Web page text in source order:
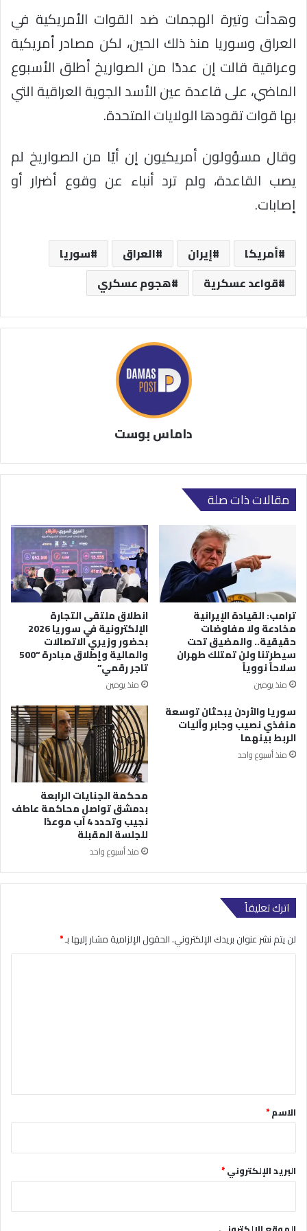
وهدأت وتيرة الهجمات ضد القوات الأمريكية في
العراق وسوريا منذ ذلك الحين، لكن مصادر أمريكية
وعراقية قالت إن عددًا من الصواريخ أطلق الأسبوع
الماضي، على قاعدة عين الأسد الجوية العراقية التي
بها قوات تقودها الولايات المتحدة.
وقال مسؤولون أمريكيون إن أيًا من الصواريخ لم
يصب القاعدة، ولم ترد أنباء عن وقوع أضرار أو
إصابات.
أمريكا إيران العراق
سوريا
قواعد عسكرية
هجوم عسكري
داماس بوست
مقالات ذات صلة
ترامب: القيادة الإيرانية
مخادعة ولا مفاوضات
حقيقية.. والمضيق تحت
سيطرتنا ولن تمتلك طهران
سلاحاً نووياً
منذ يومين
انطلاق ملتقى التجارة
الإلكترونية في سوريا 2026
بحضور وزيري الاتصالات
والمالية وإطلاق مبادرة “500
تاجر رقمي”
منذ يومين
سوريا والأردن يبحثان توسعة
منفذي نصيب وجابر وآليات
الربط بينهما
منذ أسبوع واحد
محكمة الجنايات الرابعة
بدمشق تواصل محاكمة عاطف
نجيب وتحدد 4 آب موعدًا
للجلسة المقبلة
منذ أسبوع واحد
اترك تعليقاً
لن يتم نشر عنوان بريدك الإلكتروني.الحقول الإلزامية مشار إليها بـ*
*الاسم*
البريد الإلكتروني*